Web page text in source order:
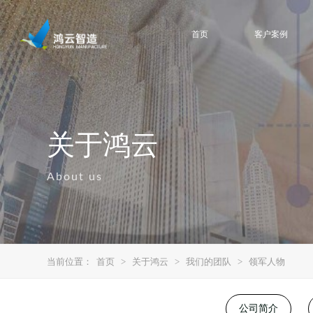
首页 客户案例
关于鸿云
About us
当前位置： 首页 > 关于鸿云 > 我们的团队 > 领军人物
公司简介